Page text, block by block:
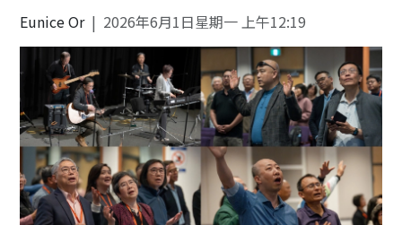
Eunice Or 2026年6月1日星期一 上午12:19